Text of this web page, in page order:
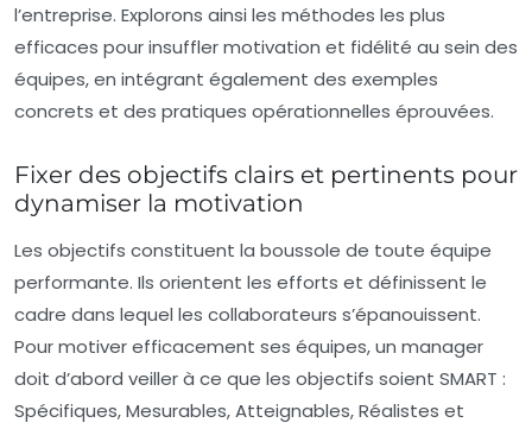
l’entreprise. Explorons ainsi les méthodes les plus
efficaces pour insuffler motivation et fidélité au sein des
équipes, en intégrant également des exemples
concrets et des pratiques opérationnelles éprouvées.
Fixer des objectifs clairs et pertinents pour
dynamiser la motivation
Les objectifs constituent la boussole de toute équipe
performante. Ils orientent les efforts et définissent le
cadre dans lequel les collaborateurs s’épanouissent.
Pour motiver efficacement ses équipes, un manager
doit d’abord veiller à ce que les objectifs soient SMART :
Spécifiques, Mesurables, Atteignables, Réalistes et